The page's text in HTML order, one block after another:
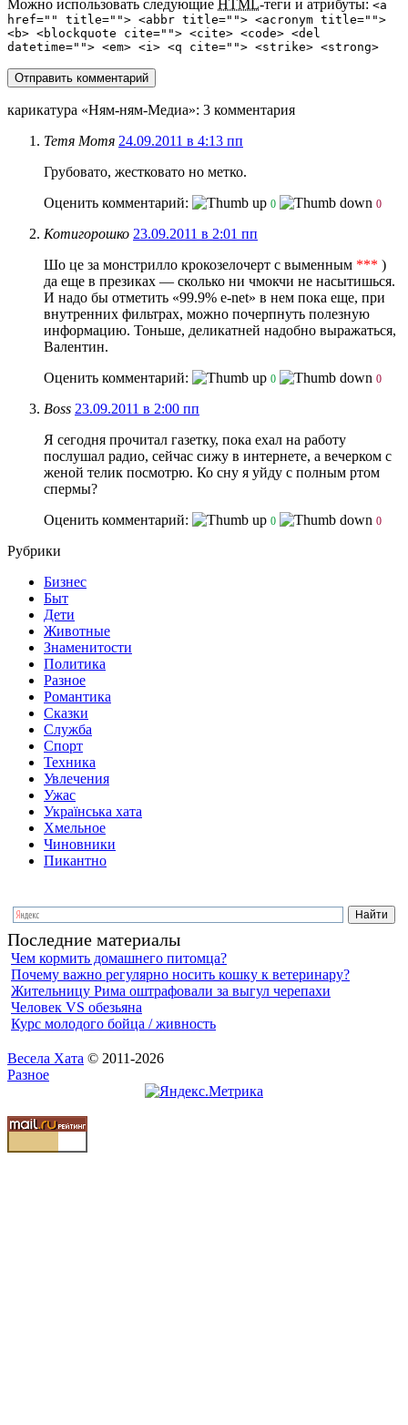
Можно использовать следующие HTML-теги и атрибуты: <a
href="" title=""> <abbr title=""> <acronym title="">
<b> <blockquote cite=""> <cite> <code> <del
datetime=""> <em> <i> <q cite=""> <strike> <strong>
карикатура «Ням-ням-Медиа»: 3 комментария
Тетя Мотя 24.09.2011 в 4:13 пп
Грубовато, жестковато но метко.
Оценить комментарий:
0 0
Котигорошко 23.09.2011 в 2:01 пп
Шо це за монстрилло крокозелочерт с выменным *** )
да еще в презиках — сколько ни чмокчи не насытишься.
И надо бы отметить «99.9% е-net» в нем пока еще, при
внутренних фильтрах, можно почерпнуть полезную
информацию. Тоньше, деликатней надобно выражаться,
Валентин.
Оценить комментарий:
0 0
Boss 23.09.2011 в 2:00 пп
Я сегодня прочитал газетку, пока ехал на работу
послушал радио, сейчас сижу в интернете, а вечерком с
женой телик посмотрю. Ко сну я уйду с полным ртом
спермы?
Оценить комментарий:
0 0
Рубрики
Бизнес
Быт
Дети
Животные
Знаменитости
Политика
Разное
Романтика
Сказки
Служба
Спорт
Техника
Увлечения
Ужас
Українська хата
Хмельное
Чиновники
Пикантно
Последние материалы
Чем кормить домашнего питомца?
Почему важно регулярно носить кошку к ветеринару?
Жительницу Рима оштрафовали за выгул черепахи
Человек VS обезьяна
Курс молодого бойца / живность
Весела Хата © 2011-2026
Разное